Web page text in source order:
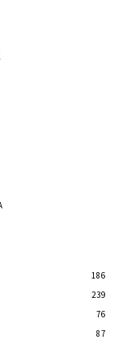
186
239
76
87